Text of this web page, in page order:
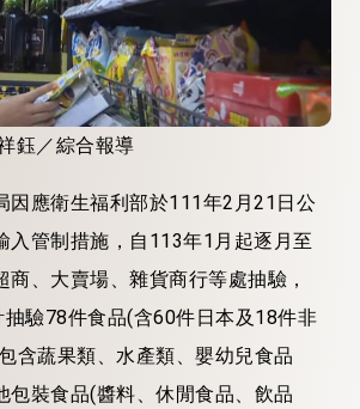
鈺／綜合報導
因應衛生福利部於111年2月21日公
入管制措施，自113年1月起逐月至
商、大賣場、雜貨商行等處抽驗，
驗78件食品(含60件日本及18件非
含蔬果類、水產類、嬰幼兒食品
包裝食品(醬料、休閒食品、飲品